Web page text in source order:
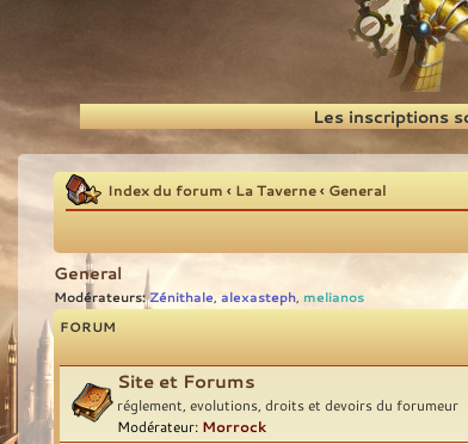
Recherche Les inscriptions
Index du forum ‹ La Taverne‹ General
General
Modérateurs: Zénithale, alexasteph, melianos
FORUM
Site et Forums
réglement, evolutions, droits et devoirs du forumeur
Modérateur: Morrock